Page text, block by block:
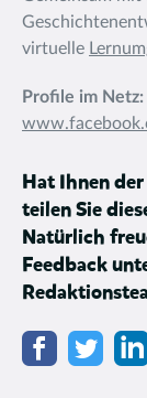
virtuelle
Profile im Netz:
Hat Ihnen
teilen Sie
Natürlich
Feedback